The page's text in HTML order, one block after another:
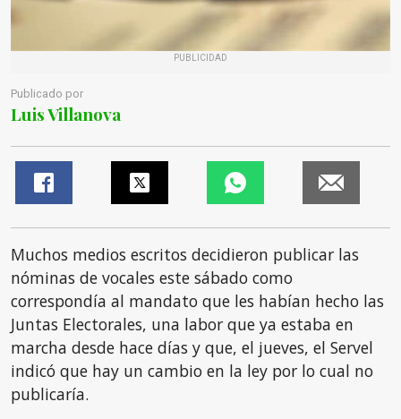
PUBLICIDAD
Publicado por
Luis Villanova
Muchos medios escritos decidieron publicar las
nóminas de vocales este sábado como
correspondía al mandato que les habían hecho las
Juntas Electorales, una labor que ya estaba en
marcha desde hace días y que, el jueves, el Servel
indicó que hay un cambio en la ley por lo cual no
publicaría.